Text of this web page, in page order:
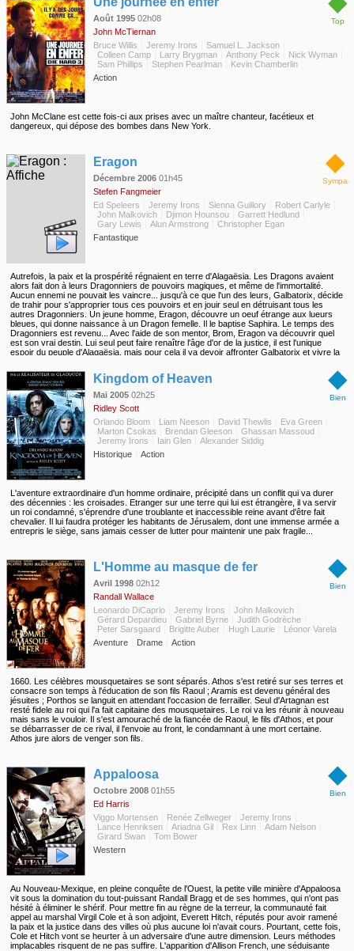
révèle à celui-ci l’existence d’un mystérieux et dangereux cimetière d’éléphants. Simba,
oubliant les avertissements répétés de son père, s’y rend aussitôt en secret avec Nala
et se fait attaquer par 3 hyènes féroces. Par chance, Mufasa arrive à temps pour
sauver l’imprudent lionceau et sa petite compagne. Mais Scar ne renonce pas à ses
sinistres projets. Aidé des 3 hyènes, il attire Simba dans un ravin et lance à sa
poursuite un troupeau de gnous. N’écoutant que son courage, Mufasa sauve à
nouveau son fils et tente de se mettre à l’abri en gravissant la falaise. Repoussé par
son frère félon, il périt sous les sabots des gnous affolés. Scar blâme alors l’innocent
Simba pour la mort du Roi et le persuade de quitter pour toujours les Hautes terres.
Simba se retrouve pour la première fois seul et démuni face à un monde hostile. C’est
alors que le destin place sur sa route un curieux tandem d’amis...
Top
Août 1995 02h08
John McTiernan
Bruce Willis
Jeremy Irons
Samuel L. Jackson
Colleen Camp
Larry Brygman Anthony Peck
Nick Wyman
Sam Phillips
Stephen Pearlman
Kevin Chamberlin
Action
John McClane est cette fois-ci aux prises avec un maître chanteur, facétieux et
dangereux, qui dépose des bombes dans New York.
◆
Sympa
Eragon
Décembre 2006 01h45
Stefen Fangmeier
Ed Speleers
Jeremy Irons Sienna Guillory
Robert Carlyle
John Malkovich
Djimon Hounsou
Garrett Hedlund
Gary Lewis
Alun Armstrong
Christopher Egan
Fantastique
Autrefois, la paix et la prospérité régnaient en terre d'Alagaësia. Les Dragons avaient
alors fait don à leurs Dragonniers de pouvoirs magiques, et même de l'immortalité.
Aucun ennemi ne pouvait les vaincre... jusqu'à ce que l'un des leurs, Galbatorix, décide
de trahir pour s'approprier tous ces pouvoirs et en jouir seul en détruisant tous les
autres Dragonniers. Un jeune homme, Eragon, découvre un oeuf étrange aux lueurs
bleues, qui donne naissance à un Dragon femelle. Il le baptise Saphira. Le temps des
Dragonniers est revenu... Avec l'aide de son mentor, Brom, Eragon va découvrir quel
est son vrai destin. Lui seul peut faire renaître l'âge d'or de la justice, il est l'unique
espoir du peuple d'Alagaësia, mais pour cela il va devoir affronter Galbatorix et vivre la
◆
Bien
Kingdom of Heaven
Mai 2005 02h25
Ridley Scott
Orlando Bloom
Liam Neeson David Thewlis
Eva Green
Marton Csokas
Brendan Gleeson
Ghassan Massoud
Jeremy Irons
Iain Glen
Alexander Siddig
Historique
Action
L'aventure extraordinaire d'un homme ordinaire, précipité dans un conflit qui va durer
des décennies : les croisades. Etranger sur une terre qui lui est étrangère, il va servir
un roi condamné, s'éprendre d'une troublante et inaccessible reine avant d'être fait
chevalier. Il lui faudra protéger les habitants de Jérusalem, dont une immense armée a
entrepris le siège, sans jamais cesser de lutter pour maintenir une paix fragile...
◆
Bien
L'Homme au masque de fer
Avril 1998 02h12
Randall Wallace
Leonardo DiCaprio
Jeremy Irons
John Malkovich
Gérard Depardieu
Gabriel Byrne
Judith Godrèche
Peter Sarsgaard
Brigitte Auber Hugh Laurie
Léonor Varela
Aventure
Drame Action
1660. Les célèbres mousquetaires se sont séparés. Athos s'est retiré sur ses terres et
consacre son temps à l'éducation de son fils Raoul ; Aramis est devenu général des
jésuites ; Porthos se languit en attendant l'occasion de ferrailler. Seul d'Artagnan est
resté fidele au roi qui l'a fait capitaine des mousquetaires. Le roi va les réunir à nouveau
mais sans le vouloir. Il s'est amouraché de la fiancée de Raoul, le fils d'Athos, et pour
se débarrasser de ce rival, il l'envoie au front, le condamnant à une mort certaine.
Athos jure alors de venger son fils.
◆
Bien
Appaloosa
Octobre 2008 01h55
Ed Harris
Viggo Mortensen
Renée Zellweger
Jeremy Irons
Lance Henriksen
Ariadna Gil Rex Linn
Adam Nelson
Girard Swan
Tom Bower
Western
Au Nouveau-Mexique, en pleine conquête de l'Ouest, la petite ville minière d'Appaloosa
vit sous la domination du tout-puissant Randall Bragg et de ses hommes, qui n'ont pas
hésité à éliminer le shérif. Pour mettre fin au règne de la terreur, la communauté fait
appel au marshal Virgil Cole et à son adjoint, Everett Hitch, réputés pour avoir ramené
la paix et la justice dans des villes où plus aucune loi n'avait cours. Pourtant, cette fois,
Cole et Hitch vont se heurter à un adversaire d'une autre dimension. Leurs méthodes
implacables risquent de ne pas suffire. L'apparition d'Allison French, une séduisante